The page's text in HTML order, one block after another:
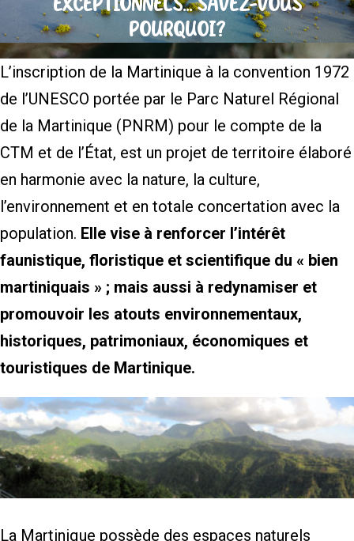
POURQUOI?
L’inscription de la Martinique à la convention 1972
de l’UNESCO portée par le Parc Naturel Régional
de la Martinique (PNRM) pour le compte de la
CTM et de l’État, est un projet de territoire élaboré
en harmonie avec la nature, la culture,
l’environnement et en totale concertation avec la
population. Elle vise à renforcer l’intérêt
faunistique, floristique et scientifique du « bien
martiniquais » ; mais aussi à redynamiser et
promouvoir les atouts environnementaux,
historiques, patrimoniaux, économiques et
touristiques de Martinique.
La Martinique possède des espaces naturels